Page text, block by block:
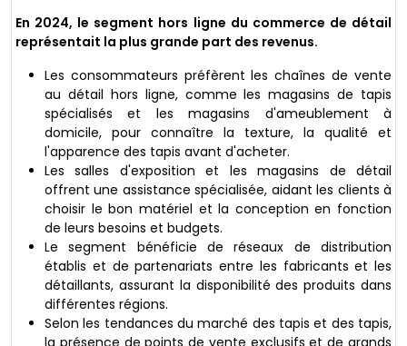
En 2024, le segment hors ligne du commerce de détail
représentait la plus grande part des revenus.
Les consommateurs préfèrent les chaînes de vente
au détail hors ligne, comme les magasins de tapis
spécialisés et les magasins d'ameublement à
domicile, pour connaître la texture, la qualité et
l'apparence des tapis avant d'acheter.
Les salles d'exposition et les magasins de détail
offrent une assistance spécialisée, aidant les clients à
choisir le bon matériel et la conception en fonction
de leurs besoins et budgets.
Le segment bénéficie de réseaux de distribution
établis et de partenariats entre les fabricants et les
détaillants, assurant la disponibilité des produits dans
différentes régions.
Selon les tendances du marché des tapis et des tapis,